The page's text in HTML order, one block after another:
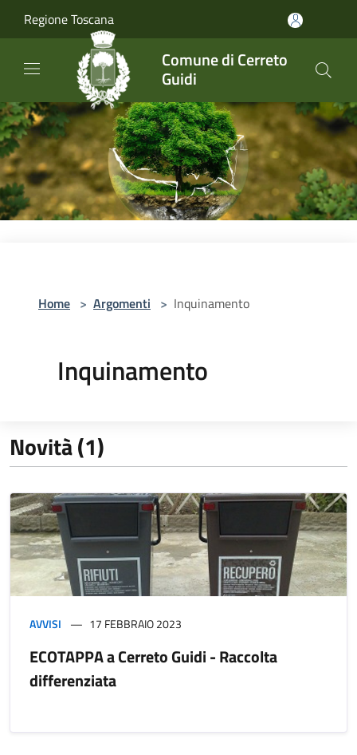
Regione Toscana
Comune di Cerreto
Guidi
Home > Argomenti > Inquinamento
Inquinamento
Novità (1)
AVVISI 17 FEBBRAIO 2023
ECOTAPPA a Cerreto Guidi - Raccolta
differenziata